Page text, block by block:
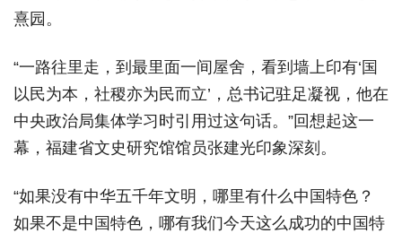
熹园。
“一路往里走，到最里面一间屋舍，看到墙上印有‘国
以民为本，社稷亦为民而立’，总书记驻足凝视，他在
中央政治局集体学习时引用过这句话。”回想起这一
幕，福建省文史研究馆馆员张建光印象深刻。
“如果没有中华五千年文明，哪里有什么中国特色？
如果不是中国特色，哪有我们今天这么成功的中国特